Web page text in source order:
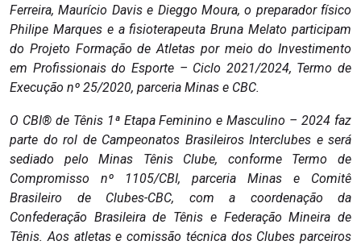
Ferreira, Maurício Davis e Dieggo Moura, o preparador físico
Philipe Marques e a fisioterapeuta Bruna Melato participam
do Projeto Formação de Atletas por meio do Investimento
em Profissionais do Esporte – Ciclo 2021/2024, Termo de
Execução nº 25/2020, parceria Minas e CBC.
O CBI® de Tênis 1ª Etapa Feminino e Masculino – 2024 faz
parte do rol de Campeonatos Brasileiros Interclubes e será
sediado pelo Minas Tênis Clube, conforme Termo de
Compromisso nº 1105/CBI, parceria Minas e Comitê
Brasileiro de Clubes-CBC, com a coordenação da
Confederação Brasileira de Tênis e Federação Mineira de
Tênis. Aos atletas e comissão técnica dos Clubes parceiros